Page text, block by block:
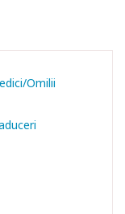
Omilii